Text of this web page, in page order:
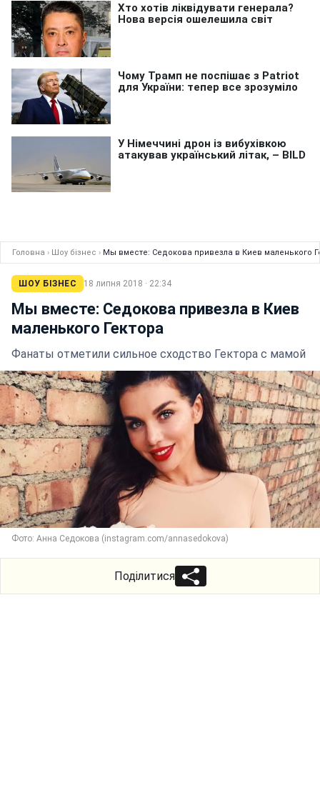
Головна › Шоу бізнес › Мы вместе: Седокова привезла в Киев маленького
ШОУ БІЗНЕС 18 липня 2018 · 22:34
Мы вместе: Седокова привезла в Киев
маленького Гектора
Фанаты отметили сильное сходство Гектора с мамой
Фото: Анна Седокова (instagram.com/annasedokova)
Поділитися